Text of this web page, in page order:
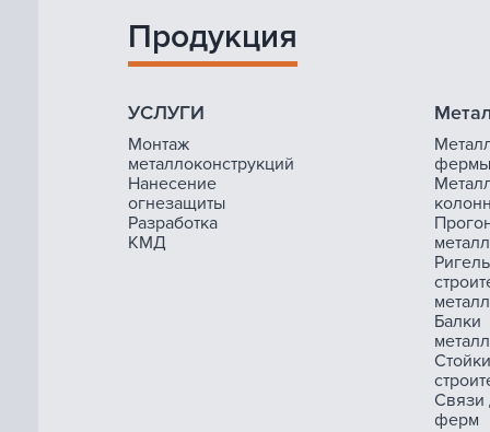
Продукция
УСЛУГИ
Монтаж
металлоконструкций
Нанесение
огнезащиты
Разработка
КМД
фермы
Ригель
Балки
Стойки
Связи
ферм